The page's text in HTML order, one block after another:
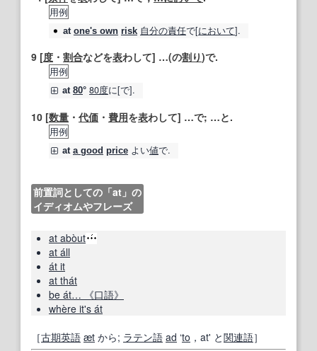
用例
at one's own risk 自分の責任で[において].
9 [度 ・ 割合などを表わして] …(の割り)で.
用例
at 80° 80度に[で].
10 [数量 ・ 代価 ・ 費用を表わして] …で; …と.
用例
at a good price よい値で.
前置詞としての「at」の
イディオムやフレーズ
at abòut
at áll
át it
at thát
be át… 《口語》
whère it's át
［古期英語 æt から; ラテン語 ad ‘to ，at' と関連語］